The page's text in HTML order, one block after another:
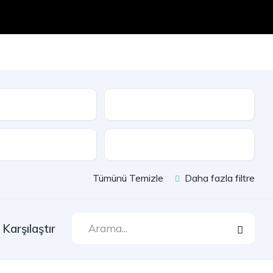
Tümünü Temizle Daha fazla filtre
Karşılaştır